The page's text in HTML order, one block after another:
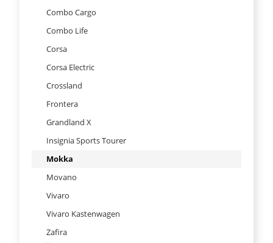
Combo Cargo
Combo Life
Corsa
Corsa Electric
Crossland
Frontera
Grandland X
Insignia Sports Tourer
Mokka
Movano
Vivaro
Vivaro Kastenwagen
Zafira